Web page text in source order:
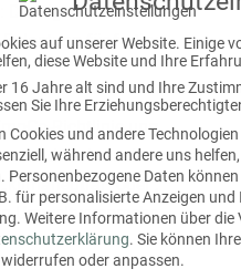
eigene Lieferkette sollte
für fertige
Richtlinie unmittelbar
und Verbraucher vor
oder
Umweltversprechen
verwenden.
auf unserer Website. Einige
diese Website und Ihre
16 Jahre alt sind und Ihre
Sie Ihre
Cookies und andere
während andere uns
Personenbezogene Daten
für personalisierte Anzeigen und
Weitere Informationen über die
. Sie können
widerrufen oder anpassen.